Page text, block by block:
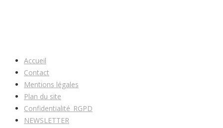
Accueil
Contact
Mentions légales
Plan du site
Confidentialité_RGPD
NEWSLETTER